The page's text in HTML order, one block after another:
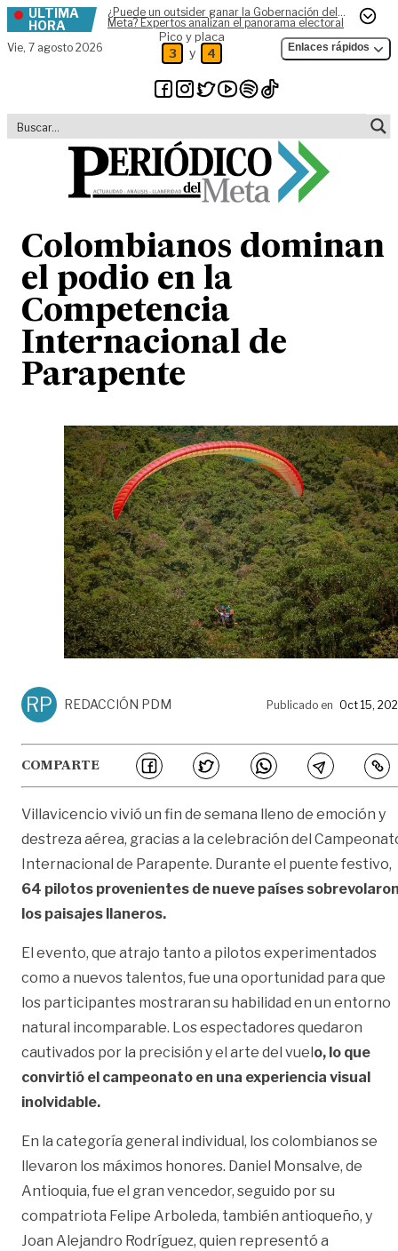
Skip to content
ÚLTIMA
HORA
¿Puede un outsider ganar la Gobernación del
Meta? Expertos analizan el panorama electoral
Vie, 7 agosto 2026
Pico y placa
3 y 4 Enlaces rápidos
Colombianos dominan
el podio en la
Competencia
Internacional de
Parapente
RP REDACCIÓN PDM Publicado en Oct 15,
COMPARTE
Villavicencio vivió un fin de semana lleno de emoción y
destreza aérea, gracias a la celebración del
Internacional de Parapente. Durante el puente festivo,
64 pilotos provenientes de nueve países
los paisajes llaneros.
El evento, que atrajo tanto a pilotos experimentados
como a nuevos talentos, fue una oportunidad para que
los participantes mostraran su habilidad en un entorno
natural incomparable. Los espectadores quedaron
cautivados por la precisión y el arte del vuel o, lo que
convirtió el campeonato en una experiencia visual
inolvidable.
En la categoría general individual, los colombianos se
llevaron los máximos honores. Daniel Monsalve, de
Antioquia, fue el gran vencedor, seguido por su
compatriota Felipe Arboleda, también antioqueño, y
Joan Alejandro Rodríguez, quien representó a